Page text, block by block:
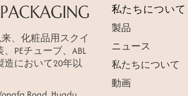
来、化粧品用スクイ
PEチューブ、ABL
において20年以
私たちについて
製品
ニュース
私たちについて
動画